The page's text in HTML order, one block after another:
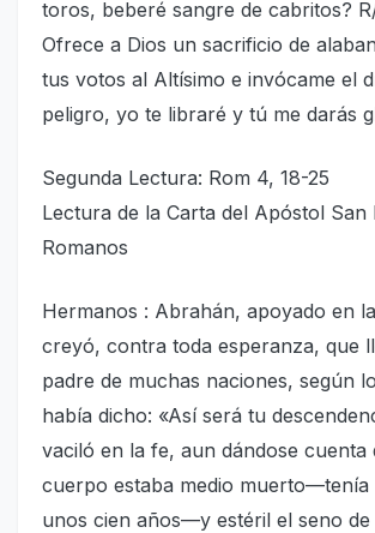
toros, beberé sangre de cabritos?
Ofrece a Dios un sacrificio de
tus votos al Altísimo e invócame el
peligro, yo te libraré y tú me darás
Segunda Lectura: Rom 4, 18-25
Lectura de la Carta del Apóstol San
Romanos
Hermanos : Abrahán, apoyado en
creyó, contra toda esperanza, que
padre de muchas naciones, según
había dicho: «Así será tu
vaciló en la fe, aun dándose cuenta
cuerpo estaba medio muerto—tenía
unos cien años—y estéril el seno de